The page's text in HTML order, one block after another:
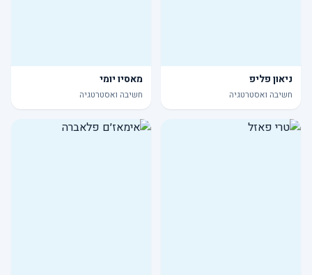
ניאון פליפ
חשיבה ואסטרטגיה
מאסיו יומי
חשיבה ואסטרטגיה